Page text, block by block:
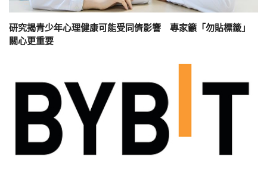
研究揭青少年心理健康可能受同儕影響 專家籲「勿貼標籤」
關心更重要